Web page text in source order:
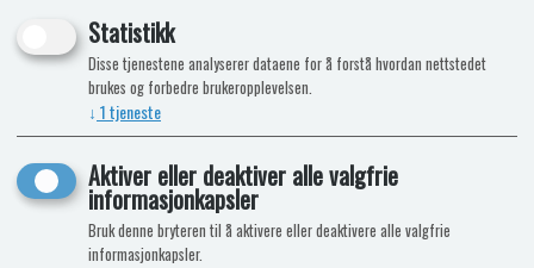
Statistikk
Disse tjenestene analyserer dataene for å forstå hvordan nettstedet
brukes og forbedre brukeropplevelsen.
↓ 1tjeneste
Aktiver eller deaktiver alle valgfrie
informasjonkapsler
Bruk denne bryteren til å aktivere eller deaktivere alle valgfrie
informasjonkapsler.